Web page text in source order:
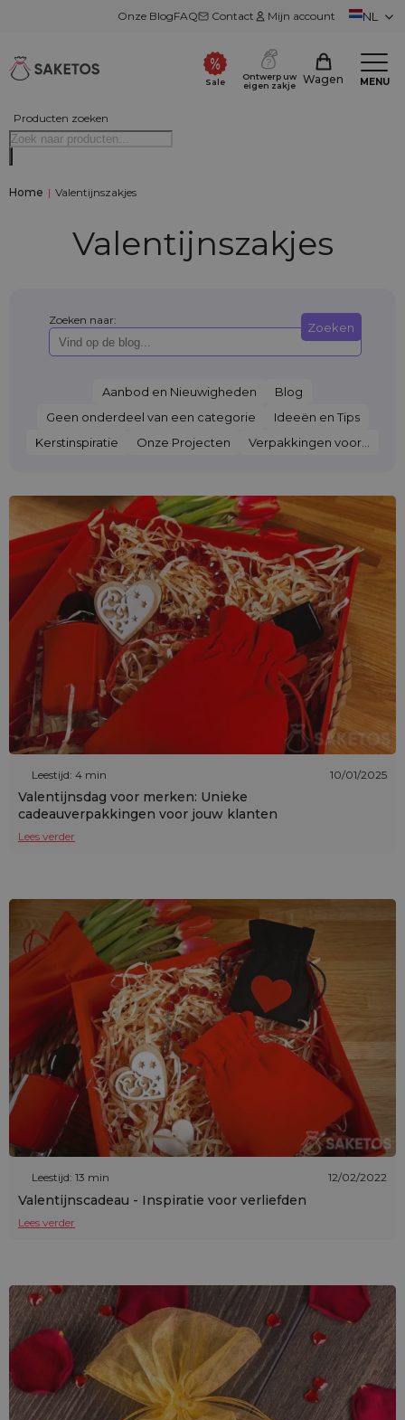
Onze BlogFAQ Contact Mijn account NL
Producten zoeken
Sale
Ontwerp uw
eigen zakje
Wagen MENU
Home | Valentijnszakjes
Valentijnszakjes
Zoeken naar: Zoeken
Aanbod en Nieuwigheden
Blog
Geen onderdeel van een categorie
Ideeën en Tips
Kerstinspiratie
Onze Projecten Verpakkingen voor...
Leestijd: 4 min 10/01/2025
Valentijnsdag voor merken: Unieke
cadeauverpakkingen voor jouw klanten
Lees verder
Leestijd: 13 min 12/02/2022
Valentijnscadeau - Inspiratie voor verliefden
Lees verder